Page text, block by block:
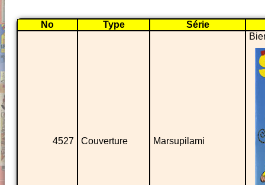
No Type Série
4527 Couverture Marsupilami